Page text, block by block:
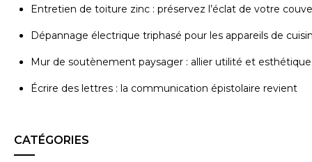
Entretien de toiture zinc : préservez l’éclat de votre
Dépannage électrique triphasé pour les appareils de
Mur de soutènement paysager : allier utilité et esthétique
Écrire des lettres : la communication épistolaire revient
CATÉGORIES